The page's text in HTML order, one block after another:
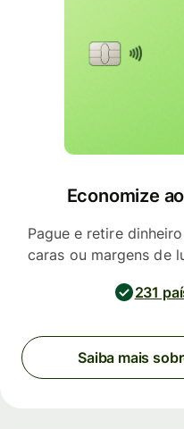
Economize
Pague e retire
caras ou margens de
231
Saiba mais